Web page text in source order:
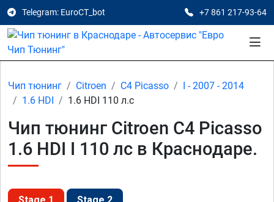
Telegram: EuroCT_bot +7 861 217-93-64
Чип тюнинг Citroen C4 Picasso
I - 2007 - 2014
1.6 HDI
1.6 HDI 110 л.с
Чип тюнинг Citroen C4 Picasso
1.6 HDI I 110 лс в Краснодаре.